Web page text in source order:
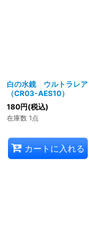
白の水鏡 ウルトラレア
（CR03-AES10）
180円(税込)
在庫数 1点
カートに入れる